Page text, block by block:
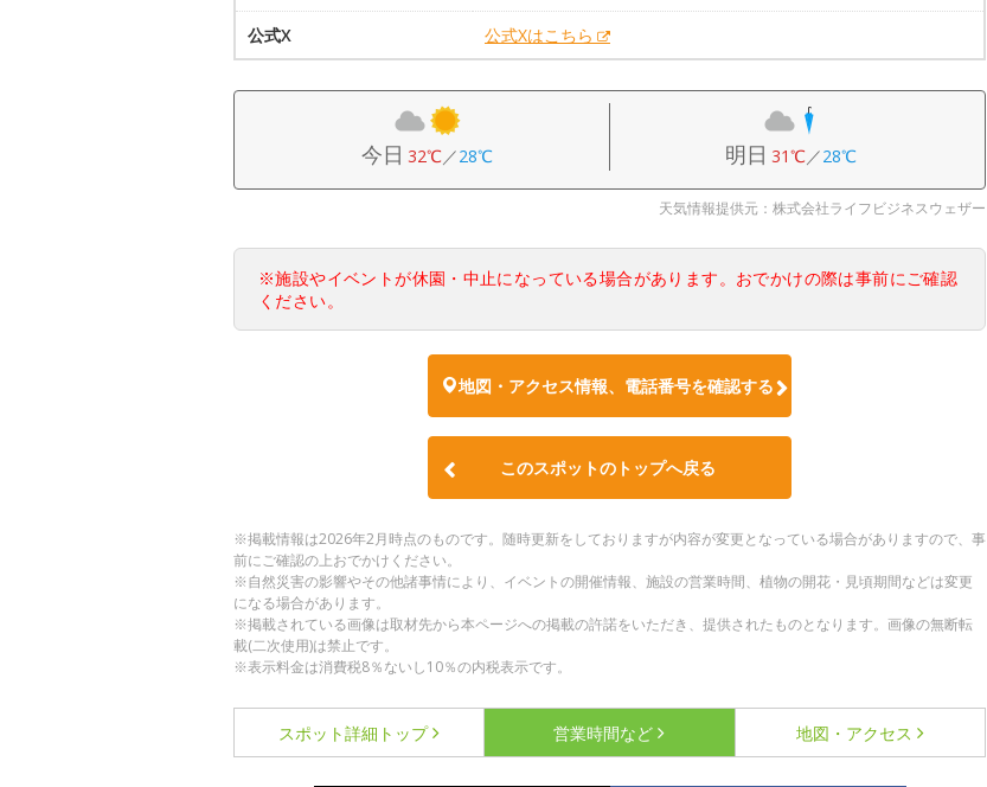
公式X 公式Xはこちら
今日 32℃／28℃ 明日 31℃／28℃
天気情報提供元：株式会社ライフビジネスウェザー
※施設やイベントが休園・中止になっている場合があります。おでかけの際は事前にご確認
ください。
地図・アクセス情報、電話番号を確認する
このスポットのトップへ戻る
※掲載情報は2026年2月時点のものです。随時更新をしておりますが内容が変更となっている場合がありますので、事
前にご確認の上おでかけください。
※自然災害の影響やその他諸事情により、イベントの開催情報、施設の営業時間、植物の開花・見頃期間などは変更
になる場合があります。
※掲載されている画像は取材先から本ページへの掲載の許諾をいただき、提供されたものとなります。画像の無断転
載(二次使用)は禁止です。
※表示料金は消費税8％ないし10％の内税表示です。
スポット詳細 トップ 営業時間など 地図・アクセス